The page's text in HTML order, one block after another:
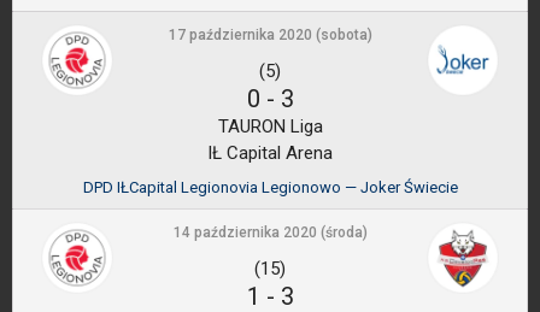
17 października 2020 (sobota)
(5)
0 - 3
TAURON Liga
IŁ Capital Arena
DPD IŁCapital Legionovia Legionowo — Joker Świecie
14 października 2020 (środa)
(15)
1 - 3